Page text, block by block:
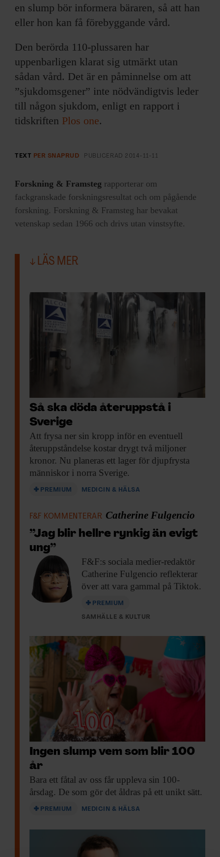
en slump bör informera bäraren, så att han
eller hon kan få förebyggande vård.
Den berörda 110-plussaren har
uppenbarligen klarat sig utmärkt utan
sådan vård. Det är en påminnelse om att
”sjukdomsgener” inte nödvändigtvis leder
till någon sjukdom, enligt en rapport i
tidskriften Plos one.
TEXT PER SNAPRUD PUBLICERAD 2014-11-11
Forskning & Framsteg rapporterar om
fackgranskade forskningsresultat och om pågående
forskning. Forskning & Framsteg har bevakat
vetenskap sedan 1966 och drivs utan vinstsyfte.
LÄS MER
Så ska döda återuppstå i
Sverige
Att frysa ner sin kropp inför en eventuell
återuppståndelse kostar drygt två miljoner
kronor. Nu planeras ett lager för djupfrysta
människor i norra Sverige.
PREMIUM MEDICIN & HÄLSA
F&F KOMMENTERAR Catherine Fulgencio
”Jag blir hellre rynkig än evigt
ung”
F&F:s sociala medier-redaktör
Catherine Fulgencio reflekterar
över att vara gammal på Tiktok.
PREMIUM
SAMHÄLLE & KULTUR
Ingen slump vem som blir 100
år
Bara ett fåtal av oss får uppleva sin 100-
årsdag. De som gör det åldras på ett unikt sätt.
PREMIUM MEDICIN & HÄLSA